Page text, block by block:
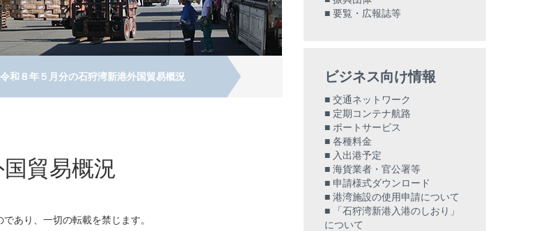
令和８年５月分の石狩湾新港外国貿易概況
貿易概況
あり、一切の転載を禁じます。
要覧・広報誌等
ビジネス向け情報
交通ネットワーク
定期コンテナ航路
ポートサービス
各種料金
入出港予定
海貨業者・官公署等
申請様式ダウンロード
港湾施設の使用申請について
「石狩湾新港入港のしおり」
について